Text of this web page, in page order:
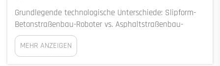
Grundlegende technologische Unterschiede: Slipform-
Betonstraßenbau-Roboter vs. Asphaltstraßenbau-
Maschinen: Wie Betonstraßenbau-Roboter eine
stringlose, GPS- und 3D-Modell-gesteuerte
Präzisionsverlegung erreichen. Moderne
MEHR ANZEIGEN